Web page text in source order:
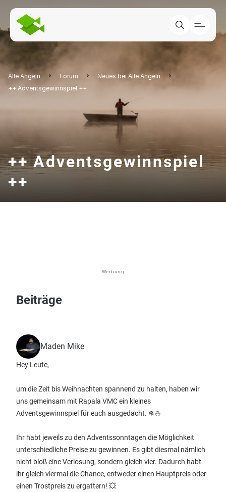
Alle Angeln Forum
Neues bei Alle Angeln
++ Adventsgewinnspiel ++
++ Adventsgewinnspiel
++
Werbung
Beiträge
Maden Mike
Hey Leute,
um die Zeit bis Weihnachten spannend zu halten, haben wir
uns gemeinsam mit Rapala VMC ein kleines
Adventsgewinnspiel für euch ausgedacht. ❄⛄
Ihr habt jeweils zu den Adventssonntagen die Möglichkeit
unterschiedliche Preise zu gewinnen. Es gibt diesmal nämlich
nicht bloß eine Verlosung, sondern gleich vier. Dadurch habt
ihr gleich viermal die Chance, entweder einen Hauptpreis oder
einen Trostpreis zu ergattern! 💥